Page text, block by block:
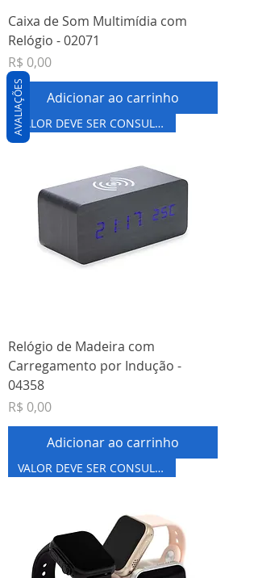
Caixa de Som Multimídia com
Relógio - 02071
Preço
R$ 0,00
Adicionar ao carrinho
VALOR DEVE SER CONSULTADO
Relógio de Madeira com
Carregamento por Indução -
04358
Preço
R$ 0,00
Adicionar ao carrinho
VALOR DEVE SER CONSULTADO
AVALIAÇÕES